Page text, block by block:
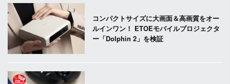
コンパクトサイズに大画面＆高画質をオー
ルインワン！ ETOEモバイルプロジェクタ
ー「Dolphin 2」を検証